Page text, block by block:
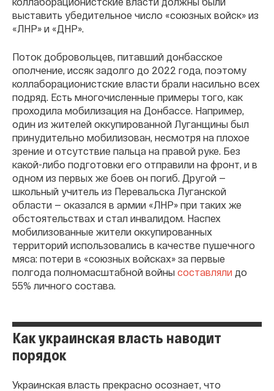
выставить убедительное число «союзных войск» из
«ЛНР» и «ДНР».
Поток добровольцев, питавший донбасское
ополчение, иссяк задолго до 2022 года, поэтому
коллаборационистские власти брали насильно всех
подряд. Есть многочисленные примеры того, как
проходила мобилизация на Донбассе. Например,
один из жителей оккупированной Луганщины был
принудительно мобилизован, несмотря на плохое
зрение и отсутствие пальца на правой руке. Без
какой-либо подготовки его отправили на фронт, и в
одном из первых же боев он погиб. Другой —
школьный учитель из Перевальска Луганской
области — оказался в армии «ЛНР» при таких же
обстоятельствах и стал инвалидом. Наспех
мобилизованные жители оккупированных
территорий использовались в качестве пушечного
мяса: потери в «союзных войсках» за первые
полгода полномасштабной войны составляли до
55% личного состава.
Как украинская власть наводит
порядок
Украинская власть прекрасно осознает, что